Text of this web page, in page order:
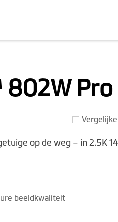
Pro
op de weg – in 2.5K
beeldkwaliteit